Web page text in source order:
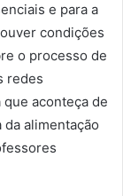
e para a
condições
o processo de
redes
aconteça de
alimentação